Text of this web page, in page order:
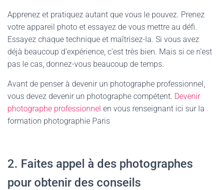
Apprenez et pratiquez autant que vous le pouvez. Prenez
votre appareil photo et essayez de vous mettre au défi.
Essayez chaque technique et maîtrisez-la. Si vous avez
déjà beaucoup d’expérience, c’est très bien. Mais si ce n’est
pas le cas, donnez-vous beaucoup de temps.
Avant de penser à devenir un photographe professionnel,
vous devez devenir un photographe compétent. Devenir
photographe professionnel en vous renseignant ici sur la
formation photographie Paris
2. Faites appel à des photographes
pour obtenir des conseils